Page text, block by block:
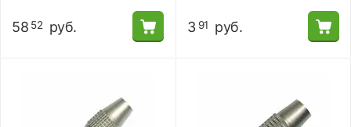
58 52 руб. 3 91 руб.